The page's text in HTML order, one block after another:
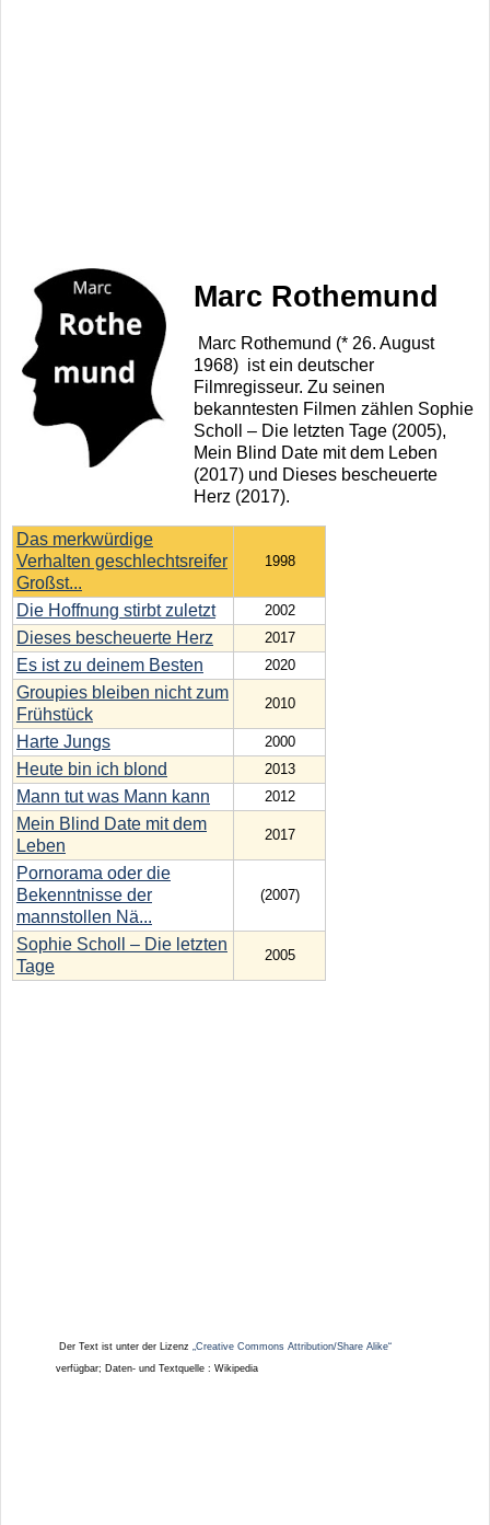
Marc Rothemund
Marc Rothemund (* 26. August
1968) ist ein deutscher
Filmregisseur. Zu seinen
bekanntesten Filmen zählen Sophie
Scholl – Die letzten Tage (2005),
Mein Blind Date mit dem Leben
(2017) und Dieses bescheuerte
Herz (2017).
Das merkwürdige
Verhalten geschlechtsreifer
Großst...
1998
Die Hoffnung stirbt zuletzt 2002
Dieses bescheuerte Herz 2017
Es ist zu deinem Besten 2020
Groupies bleiben nicht zum
Frühstück
2010
Harte Jungs 2000
Heute bin ich blond 2013
Mann tut was Mann kann 2012
Mein Blind Date mit dem
Leben
2017
Pornorama oder die
Bekenntnisse der
mannstollen Nä...
(2007)
Sophie Scholl – Die letzten
Tage
2005
Der Text ist unter der Lizenz „Creative Commons Attribution/Share Alike“
verfügbar; Daten- und Textquelle : Wikipedia